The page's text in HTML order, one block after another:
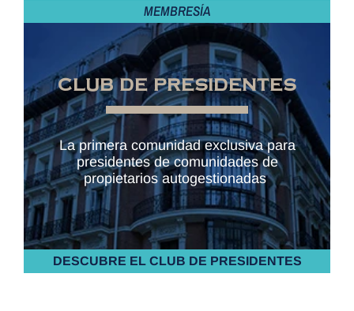
MEMBRESÍA
CLUB DE PRESIDENTES
La primera comunidad exclusiva para
presidentes de comunidades de
propietarios autogestionadas
DESCUBRE EL CLUB DE PRESIDENTES